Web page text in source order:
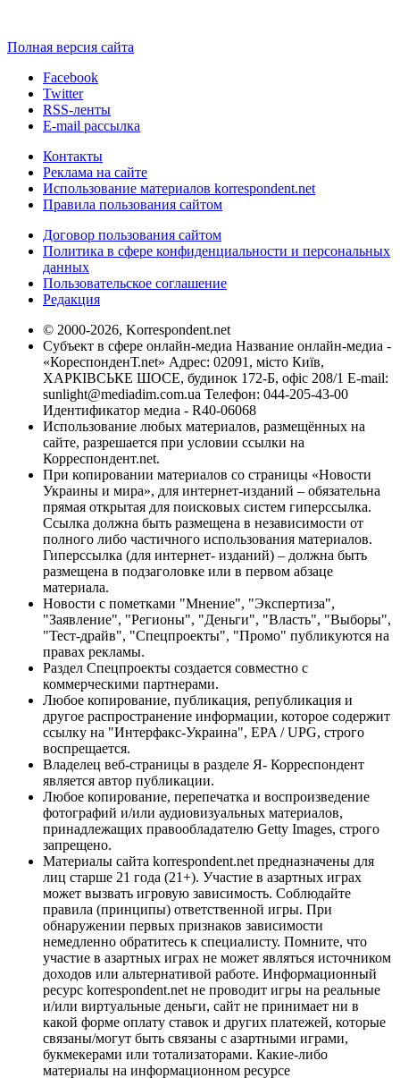
Полная версия сайта
Facebook
Twitter
RSS-ленты
E-mail рассылка
Контакты
Реклама на сайте
Использование материалов korrespondent.net
Правила пользования сайтом
Договор пользования сайтом
Политика в сфере конфиденциальности и персональных
данных
Пользовательское соглашение
Редакция
© 2000-2026, Korrespondent.net
Субъект в сфере онлайн-медиа Название онлайн-медиа -
«КореспонденТ.net» Адрес: 02091, місто Київ,
ХАРКІВСЬКЕ ШОСЕ, будинок 172-Б, офіс 208/1 E-mail:
sunlight@mediadim.com.ua Телефон: 044-205-43-00
Идентификатор медиа - R40-06068
Использование любых материалов, размещённых на
сайте, разрешается при условии ссылки на
Корреспондент.net.
При копировании материалов со страницы «Новости
Украины и мира», для интернет-изданий – обязательна
прямая открытая для поисковых систем гиперссылка.
Ссылка должна быть размещена в независимости от
полного либо частичного использования материалов.
Гиперссылка (для интернет- изданий) – должна быть
размещена в подзаголовке или в первом абзаце
материала.
Новости с пометками "Мнение", "Экспертиза",
"Заявление", "Регионы", "Деньги", "Власть", "Выборы",
"Тест-драйв", "Спецпроекты", "Промо" публикуются на
правах рекламы.
Раздел Спецпроекты создается совместно с
коммерческими партнерами.
Любое копирование, публикация, републикация и
другое распространение информации, которое содержит
ссылку на "Интерфакс-Украина", EPA / UPG, строго
воспрещается.
Владелец веб-страницы в разделе Я- Корреспондент
является автор публикации.
Любое копирование, перепечатка и воспроизведение
фотографий и/или аудиовизуальных материалов,
принадлежащих правообладателю Getty Images, строго
запрещено.
Материалы сайта korrespondent.net предназначены для
лиц старше 21 года (21+). Участие в азартных играх
может вызвать игровую зависимость. Соблюдайте
правила (принципы) ответственной игры. При
обнаружении первых признаков зависимости
немедленно обратитесь к специалисту. Помните, что
участие в азартных играх не может являться источником
доходов или альтернативой работе. Информационный
ресурс korrespondent.net не проводит игры на реальные
и/или виртуальные деньги, сайт не принимает ни в
какой форме оплату ставок и других платежей, которые
связаны/могут быть связаны с азартными играми,
букмекерами или тотализаторами. Какие-либо
материалы на информационном ресурсе